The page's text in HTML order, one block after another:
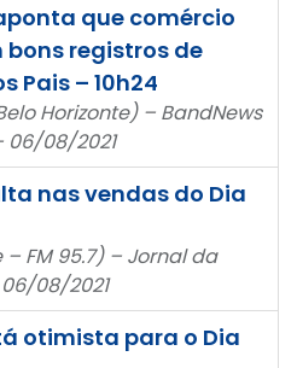
que comércio
bons registros de
Pais – 10h24
Horizonte) – BandNews
06/08/2021
nas vendas do Dia
FM 95.7) – Jornal da
08/2021
otimista para o Dia